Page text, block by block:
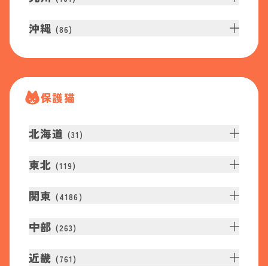
沖縄 (86)
保護猫
北海道 (31 )
東北 (119)
関東 (4186 )
中部 (263)
近畿 (761 )